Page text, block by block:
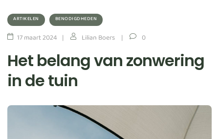
ARTIKELEN BENODIGDHEDEN
17 maart 2024 Lilian Boers 0
Het belang van zonwering
in de tuin